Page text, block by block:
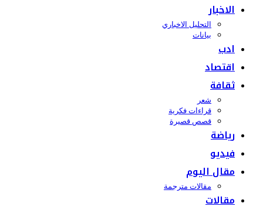
الاخبار
التحليل الاخباري
بيانات
ادب
اقتصاد
ثقافة
شعر
قراءات فكرية
قصص قصيرة
رياضة
فيديو
مقال اليوم
مقالات مترجمة
مقالات